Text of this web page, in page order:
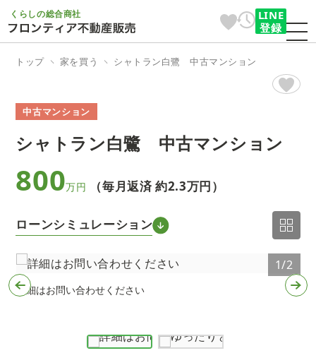
くらしの総合商社
LINE
登録
トップ 家を買う シャトラン白鷺 中古マンション
中古マンション
シャトラン白鷺 中古マンション
800万円 （毎月返済 約2.3万円）
ローンシミュレーション
1/2
詳細はお問い合わせください